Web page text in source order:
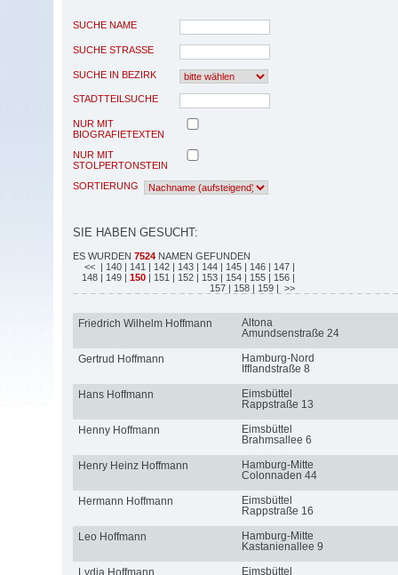
SUCHE NAME
SUCHE STRASSE
SUCHE IN BEZIRK
STADTTEILSUCHE
NUR MIT
BIOGRAFIETEXTEN
NUR MIT
STOLPERTONSTEIN
SORTIERUNG
SIE HABEN GESUCHT:
ES WURDEN 7524 NAMEN GEFUNDEN
<< | 140 | 141 | 142 | 143 | 144 | 145 | 146 | 147 |
148 | 149 | 150 | 151 | 152 | 153 | 154 | 155 | 156 |
157 | 158 | 159 | >>
Friedrich Wilhelm Hoffmann
Altona
Amundsenstraße 24
Gertrud Hoffmann
Hamburg-Nord
Ifflandstraße 8
Hans Hoffmann
Eimsbüttel
Rappstraße 13
Henny Hoffmann
Eimsbüttel
Brahmsallee 6
Henry Heinz Hoffmann
Hamburg-Mitte
Colonnaden 44
Hermann Hoffmann
Eimsbüttel
Rappstraße 16
Leo Hoffmann
Hamburg-Mitte
Kastanienallee 9
Lydia Hoffmann
Eimsbüttel